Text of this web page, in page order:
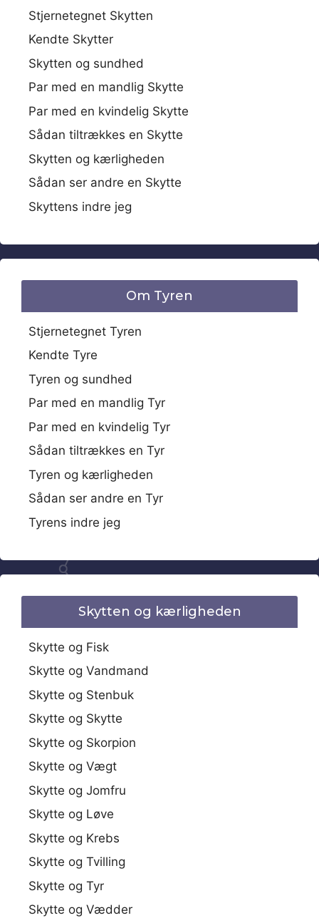
Stjernetegnet Skytten
Kendte Skytter
Skytten og sundhed
Par med en mandlig Skytte
Par med en kvindelig Skytte
Sådan tiltrækkes en Skytte
Skytten og kærligheden
Sådan ser andre en Skytte
Skyttens indre jeg
Om Tyren
Stjernetegnet Tyren
Kendte Tyre
Tyren og sundhed
Par med en mandlig Tyr
Par med en kvindelig Tyr
Sådan tiltrækkes en Tyr
Tyren og kærligheden
Sådan ser andre en Tyr
Tyrens indre jeg
Skytten og kærligheden
Skytte og Fisk
Skytte og Vandmand
Skytte og Stenbuk
Skytte og Skytte
Skytte og Skorpion
Skytte og Vægt
Skytte og Jomfru
Skytte og Løve
Skytte og Krebs
Skytte og Tvilling
Skytte og Tyr
Skytte og Vædder